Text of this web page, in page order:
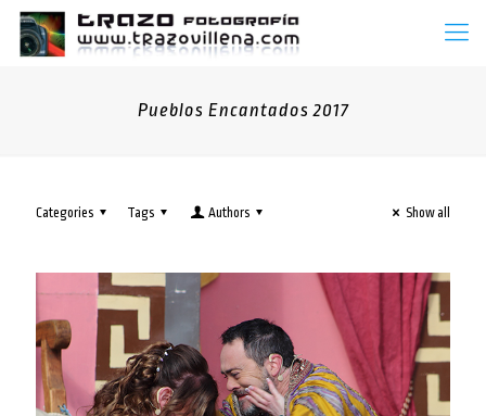
Pueblos Encantados 2017
Categories Tags Authors Show all